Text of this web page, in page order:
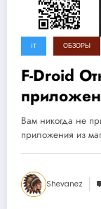
IT ОБЗОРЫ
F-Droid
Вам никогда не
приложения из
Shevanez